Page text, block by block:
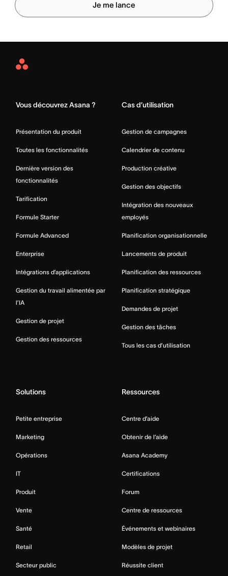
Je me lance
Asana
Vous découvrez Asana ?
Présentation du produit
Toutes les fonctionnalités
Dernière version des
fonctionnalités
Tarification
Formule Starter
Formule Advanced
Enterprise
Intégrations d’applications
Gestion du travail alimentée par
l’IA
Gestion de projet
Gestion des ressources
Cas d’utilisation
Gestion de campagnes
Calendrier de contenu
Production créative
Gestion des objectifs
Intégration des nouveaux
employés
Planification organisationnelle
Lancements de produit
Planification des ressources
Planification stratégique
Demandes de projet
Gestion des tâches
Tous les cas d’utilisation
Solutions
Petite entreprise
Marketing
Opérations
IT
Produit
Vente
Santé
Retail
Secteur public
Ressources
Centre d’aide
Obtenir de l’aide
Asana Academy
Certifications
Forum
Centre de ressources
Événements et webinaires
Modèles de projet
Réussite client